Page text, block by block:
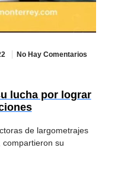
No Hay Comentarios
lucha por lograr
de largometrajes
compartieron su